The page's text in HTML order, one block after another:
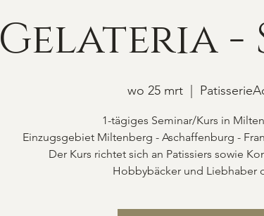
Gelateria -
wo 25 mrt
1-tägiges Seminar/Kurs in
Einzugsgebiet Miltenberg - Aschaffenburg -
Der Kurs richtet sich an Patissiers sowie
Hobbybäcker und Liebhaber